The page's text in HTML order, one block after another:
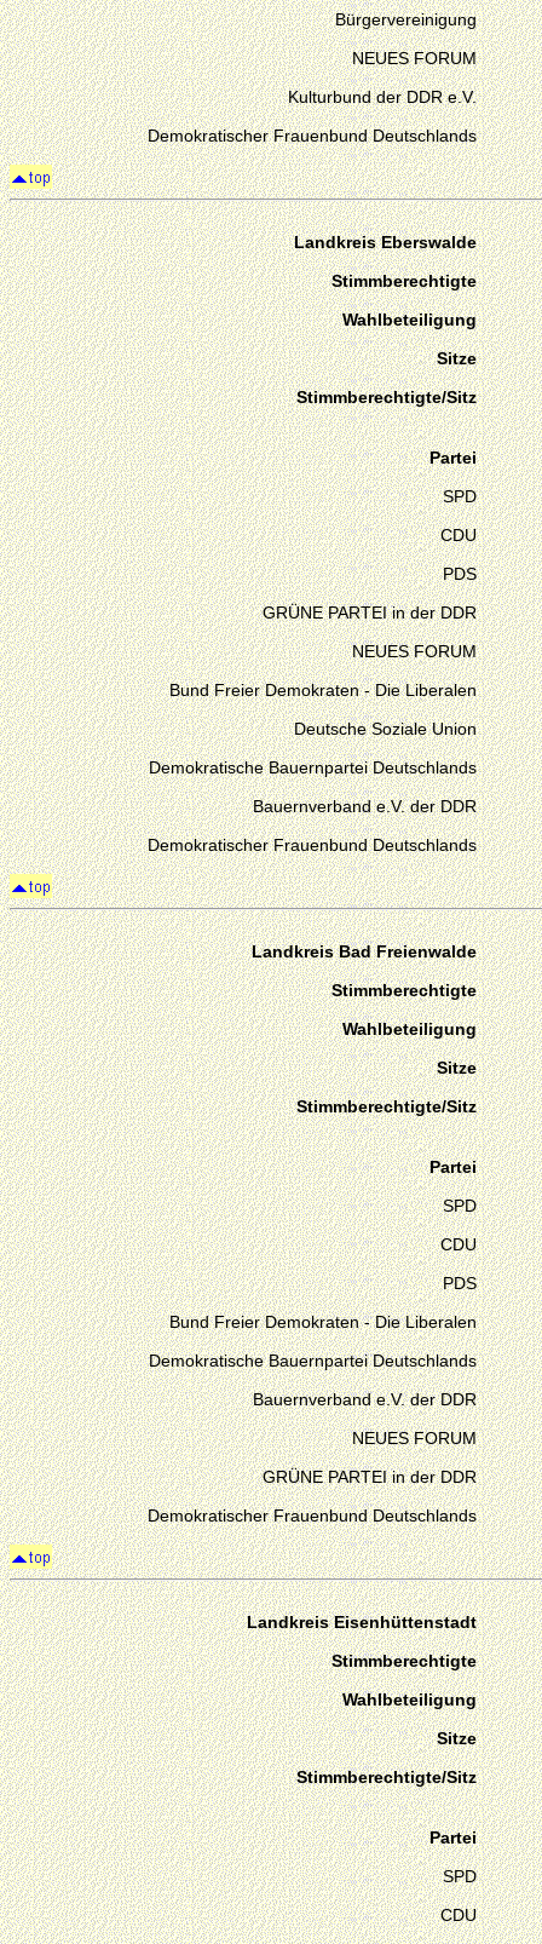
Bürgervereinigung
NEUES FORUM
Kulturbund der DDR e.V.
Demokratischer Frauenbund Deutschlands
Landkreis Eberswalde
Stimmberechtigte
Wahlbeteiligung
Sitze
Stimmberechtigte/Sitz
Partei
SPD
CDU
PDS
GRÜNE PARTEI in der DDR
NEUES FORUM
Bund Freier Demokraten - Die Liberalen
Deutsche Soziale Union
Demokratische Bauernpartei Deutschlands
Bauernverband e.V. der DDR
Demokratischer Frauenbund Deutschlands
Landkreis Bad Freienwalde
Stimmberechtigte
Wahlbeteiligung
Sitze
Stimmberechtigte/Sitz
Partei
SPD
CDU
PDS
Bund Freier Demokraten - Die Liberalen
Demokratische Bauernpartei Deutschlands
Bauernverband e.V. der DDR
NEUES FORUM
GRÜNE PARTEI in der DDR
Demokratischer Frauenbund Deutschlands
Landkreis Eisenhüttenstadt
Stimmberechtigte
Wahlbeteiligung
Sitze
Stimmberechtigte/Sitz
Partei
SPD
CDU